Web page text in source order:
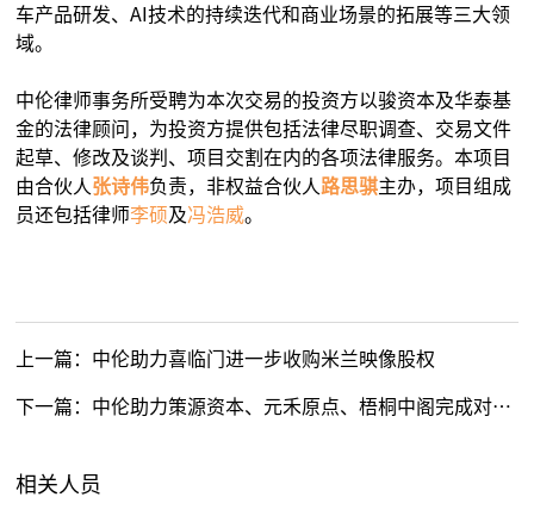
车产品研发、AI技术的持续迭代和商业场景的拓展等三大领
域。
中伦律师事务所受聘为本次交易的投资方以骏资本及华泰基
金的法律顾问，为投资方提供包括法律尽职调查、交易文件
起草、修改及谈判、项目交割在内的各项法律服务。本项目
由合伙人 张诗伟负责，非权益合伙人 路思骐主办，项目组成
员还包括律师李硕及冯浩威。
上一篇： 中伦助力喜临门进一步收购米兰映像股权
下一篇： 中伦助力策源资本、元禾原点、梧桐中阁完成对傲势科技上亿元的C轮投资
相关人员